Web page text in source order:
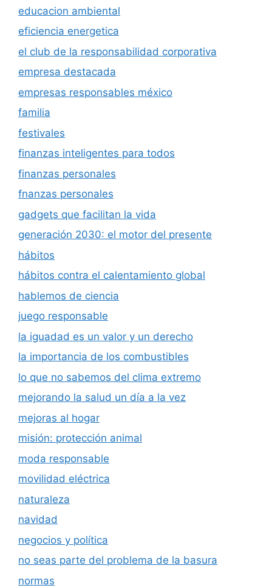
educacion ambiental
eficiencia energetica
el club de la responsabilidad corporativa
empresa destacada
empresas responsables méxico
familia
festivales
finanzas inteligentes para todos
finanzas personales
fnanzas personales
gadgets que facilitan la vida
generación 2030: el motor del presente
hábitos
hábitos contra el calentamiento global
hablemos de ciencia
juego responsable
la iguadad es un valor y un derecho
la importancia de los combustibles
lo que no sabemos del clima extremo
mejorando la salud un día a la vez
mejoras al hogar
misión: protección animal
moda responsable
movilidad eléctrica
naturaleza
navidad
negocios y política
no seas parte del problema de la basura
normas